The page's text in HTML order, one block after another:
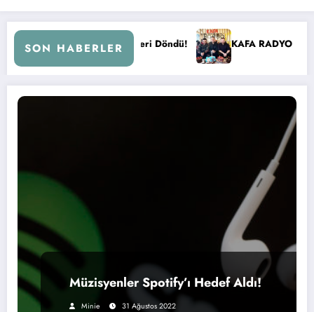
SON HABERLER
Kral FM’e Geri Döndü! KAFA RADYO 6 YAŞINDA!
Müzisyenler Spotify’ı Hedef Aldı!
Minie 31 Ağustos 2022